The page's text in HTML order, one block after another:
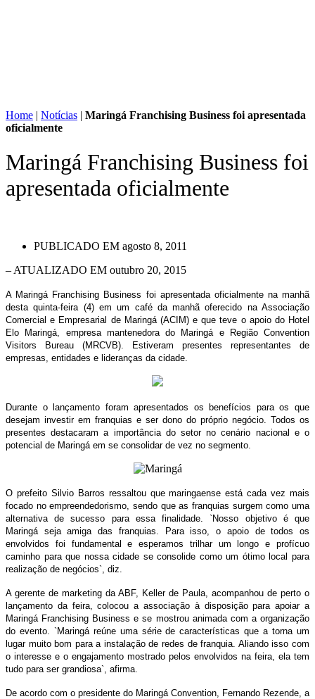
Home | Notícias | Maringá Franchising Business foi apresentada
oficialmente
Maringá Franchising Business foi
apresentada oficialmente
PUBLICADO EM agosto 8, 2011
– ATUALIZADO EM outubro 20, 2015
A Maringá Franchising Business foi apresentada oficialmente na manhã
desta quinta-feira (4) em um café da manhã oferecido na Associação
Comercial e Empresarial de Maringá (ACIM) e que teve o apoio do Hotel
Elo Maringá, empresa mantenedora do Maringá e Região Convention
Visitors Bureau (MRCVB). Estiveram presentes representantes de
empresas, entidades e lideranças da cidade.
Durante o lançamento foram apresentados os benefícios para os que
desejam investir em franquias e ser dono do próprio negócio. Todos os
presentes destacaram a importância do setor no cenário nacional e o
potencial de Maringá em se consolidar de vez no segmento.
O prefeito Silvio Barros ressaltou que maringaense está cada vez mais
focado no empreendedorismo, sendo que as franquias surgem como uma
alternativa de sucesso para essa finalidade.`Nosso objetivo é que
Maringá seja amiga das franquias. Para isso, o apoio de todos os
envolvidos foi fundamental e esperamos trilhar um longo e profícuo
caminho para que nossa cidade se consolide como um ótimo local para
realização de negócios`, diz.
A gerente de marketing da ABF, Keller de Paula, acompanhou de perto o
lançamento da feira, colocou a associação à disposição para apoiar a
Maringá Franchising Business e se mostrou animada com a organização
do evento. `Maringá reúne uma série de características que a torna um
lugar muito bom para a instalação de redes de franquia. Aliando isso com
o interesse e o engajamento mostrado pelos envolvidos na feira, ela tem
tudo para ser grandiosa`, afirma.
De acordo com o presidente do Maringá Convention, Fernando Rezende, a